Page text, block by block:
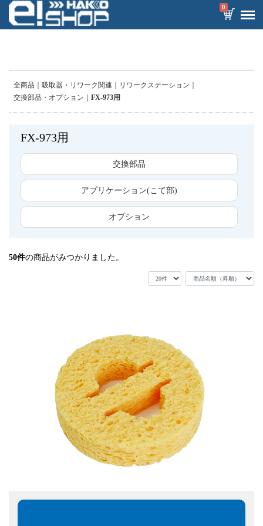
0
全商品 吸取器・リワーク関連
リワークステーション
交換部品・オプション
FX-973用
FX-973用
交換部品
アプリケーション(こて部)
オプション
50件の商品がみつかりました。